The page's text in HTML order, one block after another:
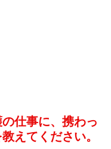
仕事に、携わっ
えてください。